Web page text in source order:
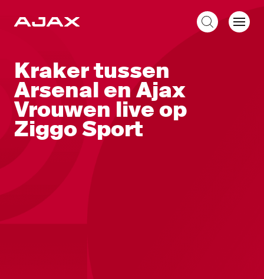
Kraker tussen
Arsenal en Ajax
Vrouwen live op
Ziggo Sport